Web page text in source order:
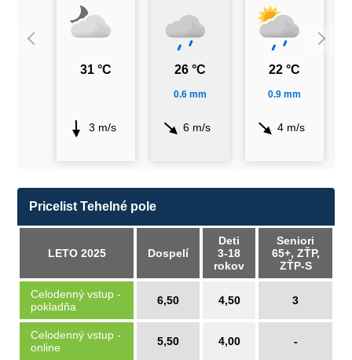
31 °C
3 m/s
26 °C
0.6 mm
6 m/s
22 °C
0.9 mm
4 m/s
Pricelist Tehelné pole
LETO 2025 Dospelí
Deti
3-18
rokov
Seniori
65+, ZŤP,
ZŤP-S
Celodenný vstup -
pokladňa
6,50 4,50 3
Celodenný vstup -
online
5,50 4,00 -